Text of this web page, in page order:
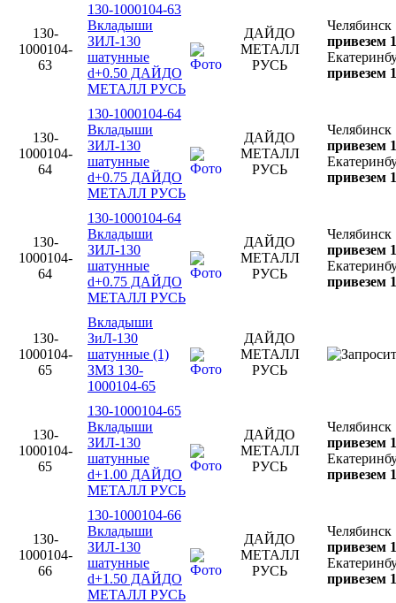
130-
1000104-
63
130-1000104-63
Вкладыши
ЗИЛ-130
шатунные
d+0.50 ДАЙДО
МЕТАЛЛ РУСЬ
ДАЙДО
МЕТАЛЛ
РУСЬ
Челябинск
привезем
привезем
130-
1000104-
64
130-1000104-64
Вкладыши
ЗИЛ-130
шатунные
d+0.75 ДАЙДО
МЕТАЛЛ РУСЬ
ДАЙДО
МЕТАЛЛ
РУСЬ
Челябинск
привезем
привезем
130-
1000104-
64
130-1000104-64
Вкладыши
ЗИЛ-130
шатунные
d+0.75 ДАЙДО
МЕТАЛЛ РУСЬ
ДАЙДО
МЕТАЛЛ
РУСЬ
Челябинск
привезем
привезем
130-
1000104-
65
Вкладыши
ЗиЛ-130
шатунные (1)
ЗМЗ 130-
1000104-65
ДАЙДО
МЕТАЛЛ
РУСЬ
130-
1000104-
65
130-1000104-65
Вкладыши
ЗИЛ-130
шатунные
d+1.00 ДАЙДО
МЕТАЛЛ РУСЬ
ДАЙДО
МЕТАЛЛ
РУСЬ
Челябинск
привезем
привезем
130-
1000104-
66
130-1000104-66
Вкладыши
ЗИЛ-130
шатунные
d+1.50 ДАЙДО
МЕТАЛЛ РУСЬ
ДАЙДО
МЕТАЛЛ
РУСЬ
Челябинск
привезем
привезем